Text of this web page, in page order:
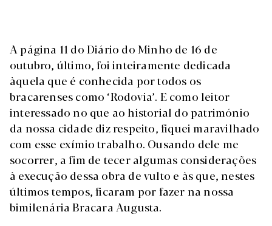
A página 11 do Diário do Minho de 16 de
outubro, último, foi inteiramente dedicada
àquela que é conhecida por todos os
bracarenses como ‘Rodovia’. E como leitor
interessado no que ao historial do património
da nossa cidade diz respeito, fiquei maravilhado
com esse exímio trabalho. Ousando dele me
socorrer, a fim de tecer algumas considerações
à execução dessa obra de vulto e às que, nestes
últimos tempos, ficaram por fazer na nossa
bimilenária Bracara Augusta.